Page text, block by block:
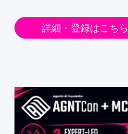
詳細・登録はこちら